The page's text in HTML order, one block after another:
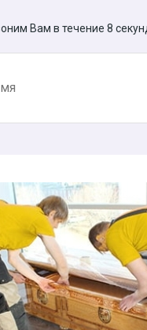
Вам в течение 8